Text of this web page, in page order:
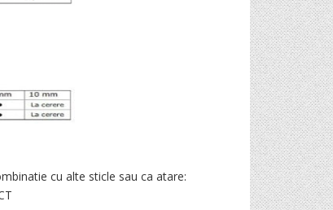
cu alte sticle sau ca atare: